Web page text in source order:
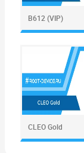
B612 (VIP)
CLEO Gold